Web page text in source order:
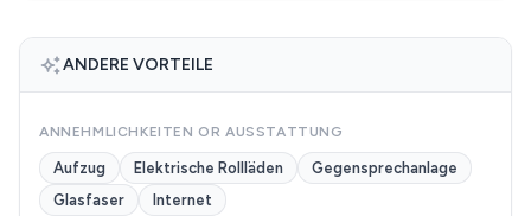
ANDERE VORTEILE
ANNEHMLICHKEITEN OR AUSSTATTUNG
Aufzug Elektrische Rollläden
Gegensprechanlage
Glasfaser
Internet